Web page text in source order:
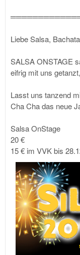
Liebe Salsa,
SALSA ONSTAGE
eifrig mit uns
Lasst uns tanzend
Cha Cha das neue
Salsa OnStage
20 €
15 € im VVK bis